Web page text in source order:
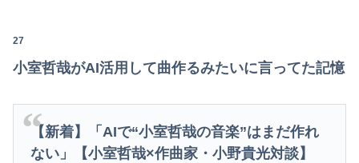
27
小室哲哉がAI活用して曲作るみたいに言ってた記憶
【新着】「AIで“小室哲哉の音楽”はまだ作れ
ない」【小室哲哉×作曲家・小野貴光対談】